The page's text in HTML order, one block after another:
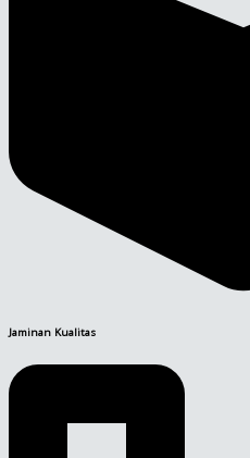
Jaminan Kualitas